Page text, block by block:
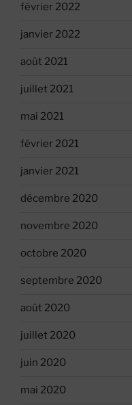
février 2022
janvier 2022
août 2021
juillet 2021
mai 2021
février 2021
janvier 2021
décembre 2020
novembre 2020
octobre 2020
septembre 2020
août 2020
juillet 2020
juin 2020
mai 2020